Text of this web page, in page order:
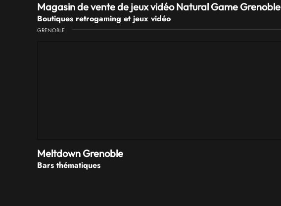
Magasin de vente de jeux vidéo Natural Game Grenoble
Boutiques retrogaming et jeux vidéo
GRENOBLE
Meltdown Grenoble
Bars thématiques